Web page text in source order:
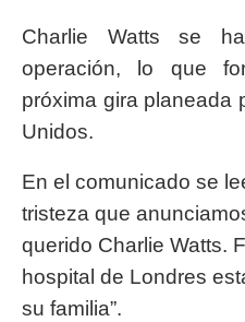
Charlie Watts se
operación, lo que
próxima gira planeada
Unidos.
En el comunicado se
tristeza que
querido Charlie Watts.
hospital de Londres
su familia”.